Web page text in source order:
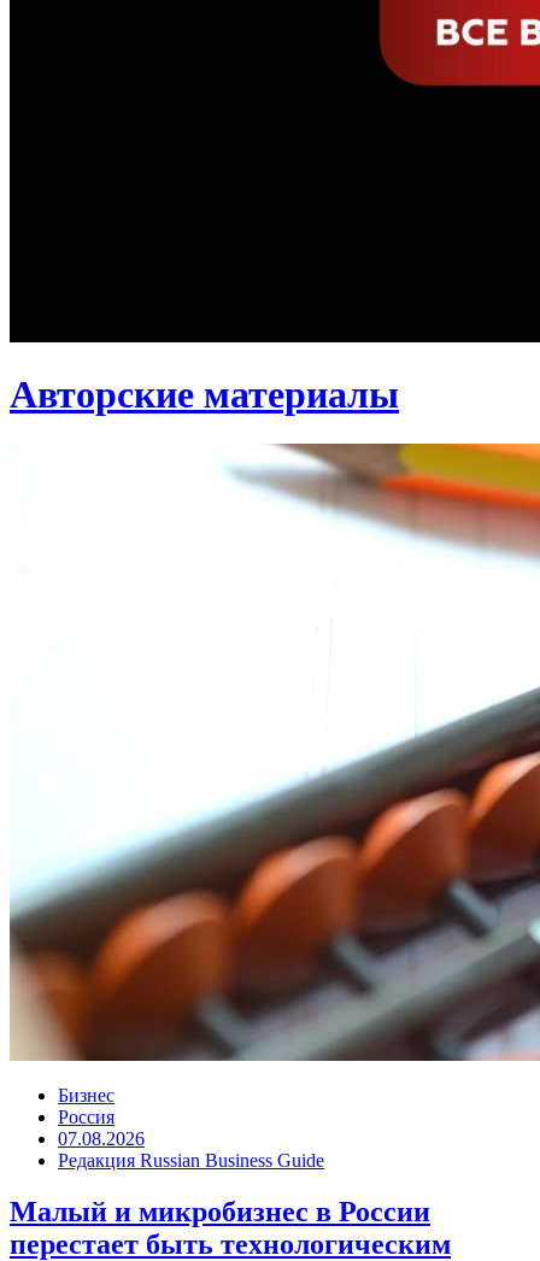
Авторские материалы
Бизнес
Россия
07.08.2026
Редакция Russian Business Guide
Малый и микробизнес в России
перестает быть технологическим